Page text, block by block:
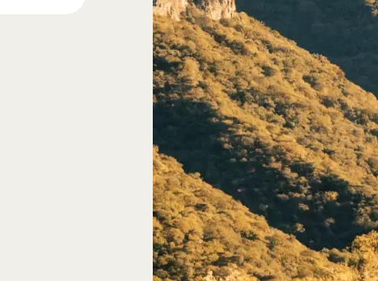
Autos, die im
Car-Videos